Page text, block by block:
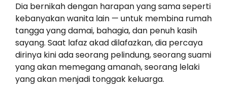
Dia bernikah dengan harapan yang sama seperti
kebanyakan wanita lain — untuk membina rumah
tangga yang damai, bahagia, dan penuh kasih
sayang. Saat lafaz akad dilafazkan, dia percaya
dirinya kini ada seorang pelindung, seorang suami
yang akan memegang amanah, seorang lelaki
yang akan menjadi tonggak keluarga.